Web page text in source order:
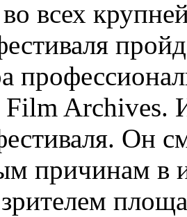
во всех
Archives.
Он
причинам в